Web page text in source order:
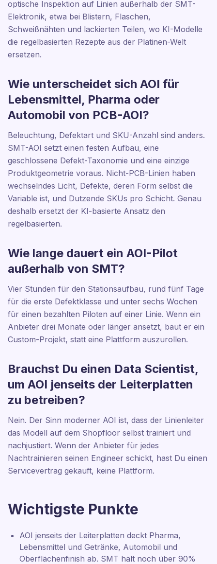
optische Inspektion auf Linien außerhalb der SMT-
Elektronik, etwa bei Blistern, Flaschen,
Schweißnähten und lackierten Teilen, wo KI-Modelle
die regelbasierten Rezepte aus der Platinen-Welt
ersetzen.
Wie unterscheidet sich AOI für
Lebensmittel, Pharma oder
Automobil von PCB-AOI?
Beleuchtung, Defektart und SKU-Anzahl sind anders.
SMT-AOI setzt einen festen Aufbau, eine
geschlossene Defekt-Taxonomie und eine einzige
Produktgeometrie voraus. Nicht-PCB-Linien haben
wechselndes Licht, Defekte, deren Form selbst die
Variable ist, und Dutzende SKUs pro Schicht. Genau
deshalb ersetzt der KI-basierte Ansatz den
regelbasierten.
Wie lange dauert ein AOI-Pilot
außerhalb von SMT?
Vier Stunden für den Stationsaufbau, rund fünf Tage
für die erste Defektklasse und unter sechs Wochen
für einen bezahlten Piloten auf einer Linie. Wenn ein
Anbieter drei Monate oder länger ansetzt, baut er ein
Custom-Projekt, statt eine Plattform auszurollen.
Brauchst Du einen Data Scientist,
um AOI jenseits der Leiterplatten
zu betreiben?
Nein. Der Sinn moderner AOI ist, dass der Linienleiter
das Modell auf dem Shopfloor selbst trainiert und
nachjustiert. Wenn der Anbieter für jedes
Nachtrainieren seinen Engineer schickt, hast Du einen
Servicevertrag gekauft, keine Plattform.
Wichtigste Punkte
AOI jenseits der Leiterplatten deckt Pharma,
Lebensmittel und Getränke, Automobil und
Oberflächenfinish ab. SMT hält noch über 90%